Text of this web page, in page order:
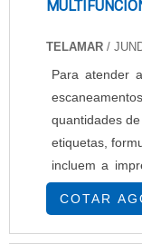
TELAMAR /
Para atender
quantidades
etiquetas,
incluem a
contar com
multifuncional.
COTAR